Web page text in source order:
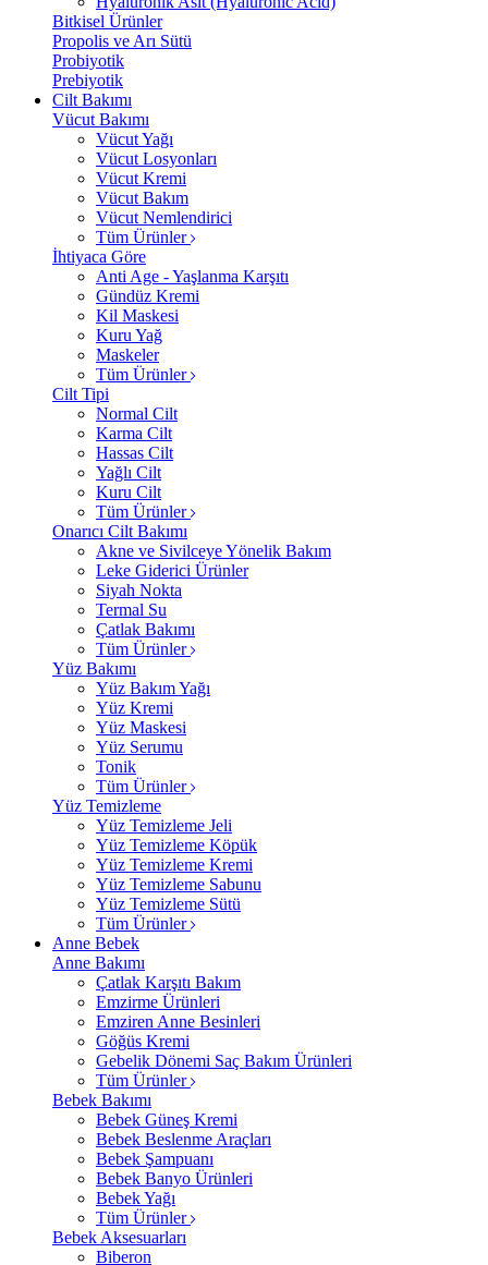
Bitkisel Ürünler
Propolis ve Arı Sütü
Probiyotik
Prebiyotik
Cilt Bakımı
Vücut Bakımı
Vücut Yağı
Vücut Losyonları
Vücut Kremi
Vücut Bakım
Vücut Nemlendirici
Tüm Ürünler
İhtiyaca Göre
Anti Age - Yaşlanma Karşıtı
Gündüz Kremi
Kil Maskesi
Kuru Yağ
Maskeler
Tüm Ürünler
Cilt Tipi
Normal Cilt
Karma Cilt
Hassas Cilt
Yağlı Cilt
Kuru Cilt
Tüm Ürünler
Onarıcı Cilt Bakımı
Akne ve Sivilceye Yönelik Bakım
Leke Giderici Ürünler
Siyah Nokta
Termal Su
Çatlak Bakımı
Tüm Ürünler
Yüz Bakımı
Yüz Bakım Yağı
Yüz Kremi
Yüz Maskesi
Yüz Serumu
Tonik
Tüm Ürünler
Yüz Temizleme
Yüz Temizleme Jeli
Yüz Temizleme Köpük
Yüz Temizleme Kremi
Yüz Temizleme Sabunu
Yüz Temizleme Sütü
Tüm Ürünler
Anne Bebek
Anne Bakımı
Çatlak Karşıtı Bakım
Emzirme Ürünleri
Emziren Anne Besinleri
Göğüs Kremi
Gebelik Dönemi Saç Bakım Ürünleri
Tüm Ürünler
Bebek Bakımı
Bebek Güneş Kremi
Bebek Beslenme Araçları
Bebek Şampuanı
Bebek Banyo Ürünleri
Bebek Yağı
Tüm Ürünler
Bebek Aksesuarları
Biberon